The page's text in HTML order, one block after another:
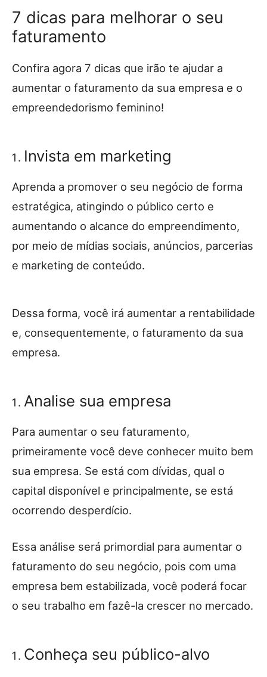
7 dicas para melhorar o seu
faturamento
Confira agora 7 dicas que irão te ajudar a
aumentar o faturamento da sua empresa e o
empreendedorismo feminino!
Invista em marketing
Aprenda a promover o seu negócio de forma
estratégica, atingindo o público certo e
aumentando o alcance do empreendimento,
por meio de mídias sociais, anúncios, parcerias
e marketing de conteúdo.
Dessa forma, você irá aumentar a rentabilidade
e, consequentemente, o faturamento da sua
empresa.
Analise sua empresa
Para aumentar o seu faturamento,
primeiramente você deve conhecer muito bem
sua empresa. Se está com dívidas, qual o
capital disponível e principalmente, se está
ocorrendo desperdício.
Essa análise será primordial para aumentar o
faturamento do seu negócio, pois com uma
empresa bem estabilizada, você poderá focar
o seu trabalho em fazê-la crescer no mercado.
Conheça seu público-alvo